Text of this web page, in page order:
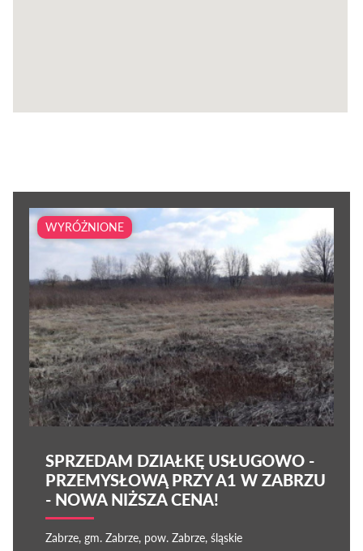
WYRÓŻNIONE
SPRZEDAM DZIAŁKĘ USŁUGOWO -
PRZEMYSŁOWĄ PRZY A1 W ZABRZU
- NOWA NIŻSZA CENA!
Zabrze, gm. Zabrze, pow. Zabrze, śląskie